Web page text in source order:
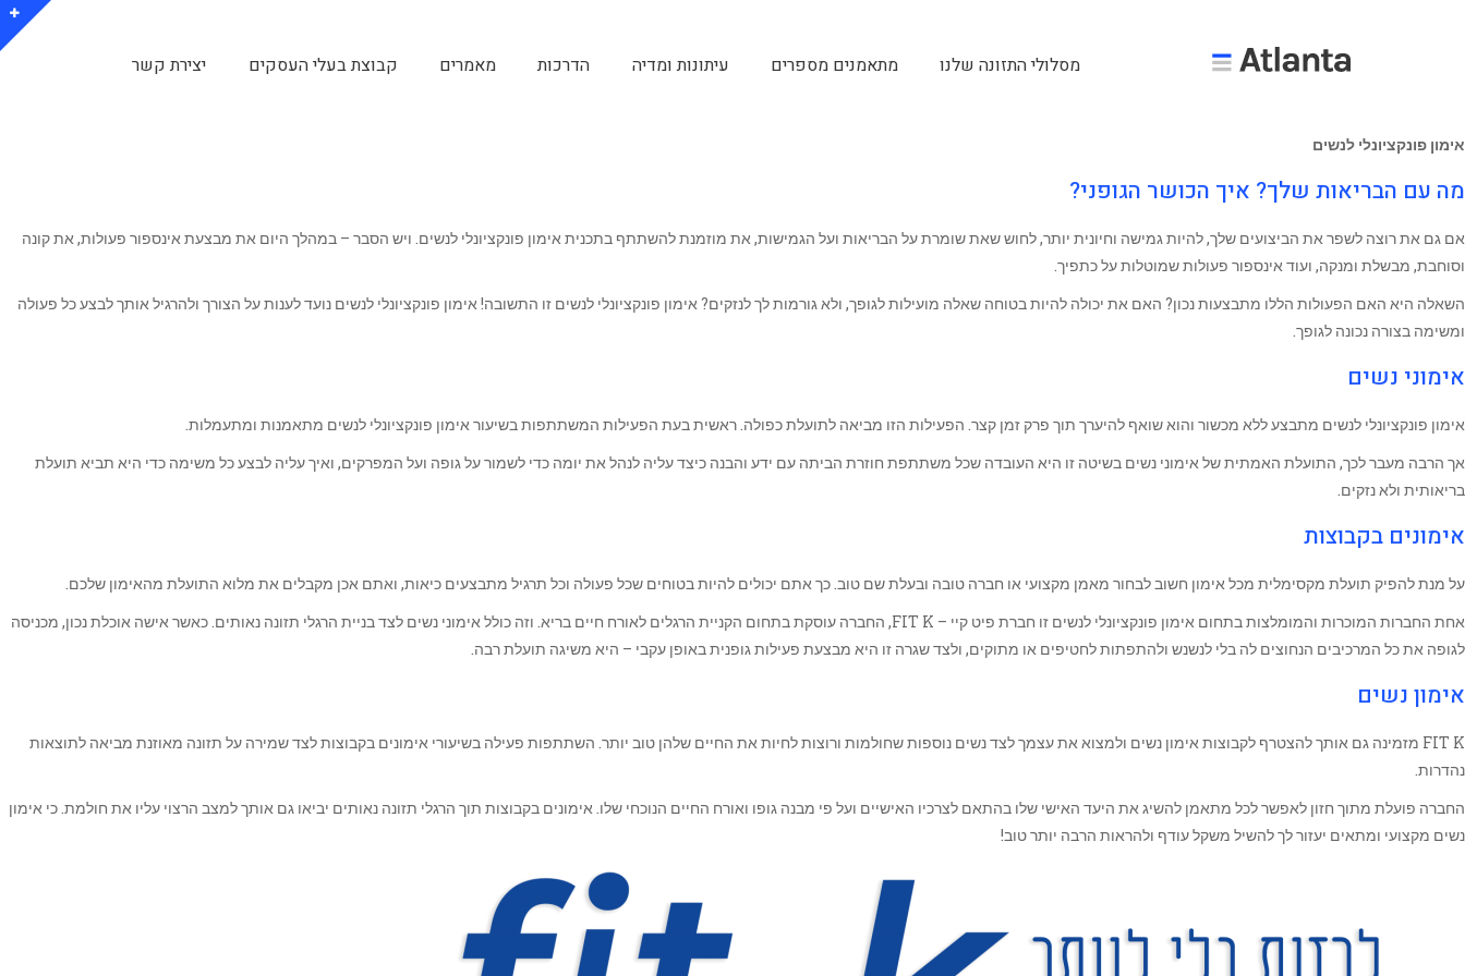
מסלולי התזונה שלנו מתאמנים מספרים עיתונות ומדיה הדרכות מאמרים קבוצת בעלי העסקים יצירת קשר
אימון פונקציונלי לנשים
מה עם הבריאות שלך? איך הכושר הגופני?
אם גם את רוצה לשפר את הביצועים שלך, להיות גמישה וחיונית יותר, לחוש שאת שומרת על הבריאות ועל הגמישות, את מוזמנת להשתתף בתכנית אימון פונקציונלי לנשים. ויש הסבר – במהלך היום את מבצעת אינספור פעולות, את קונה
וסוחבת, מבשלת ומנקה, ועוד אינספור פעולות שמוטלות על כתפיך.
השאלה היא האם הפעולות הללו מתבצעות נכון? האם את יכולה להיות בטוחה שאלה מועילות לגופך, ולא גורמות לך לנזקים? אימון פונקציונלי לנשים זו התשובה! אימון פונקציונלי לנשים נועד לענות על הצורך ולהרגיל אותך לבצע כל פעולה
ומשימה בצורה נכונה לגופך.
אימוני נשים
אימון פונקציונלי לנשים מתבצע ללא מכשור והוא שואף להיערך תוך פרק זמן קצר. הפעילות הזו מביאה לתועלת כפולה. ראשית בעת הפעילות המשתתפות בשיעור אימון פונקציונלי לנשים מתאמנות ומתעמלות.
אך הרבה מעבר לכך, התועלת האמתית של אימוני נשים בשיטה זו היא העובדה שכל משתתפת חוזרת הביתה עם ידע והבנה כיצד עליה לנהל את יומה כדי לשמור על גופה ועל המפרקים, ואיך עליה לבצע כל משימה כדי היא תביא תועלת
בריאותית ולא נזקים.
אימונים בקבוצות
על מנת להפיק תועלת מקסימלית מכל אימון חשוב לבחור מאמן מקצועי או חברה טובה ובעלת שם טוב. כך אתם יכולים להיות בטוחים שכל פעולה וכל תרגיל מתבצעים כיאות, ואתם אכן מקבלים את מלוא התועלת מהאימון שלכם.
אחת החברות המוכרות והמומלצות בתחום אימון פונקציונלי לנשים זו חברת פיט קיי – FIT K, החברה עוסקת בתחום הקניית הרגלים לאורח חיים בריא. וזה כולל אימוני נשים לצד בניית הרגלי תזונה נאותים. כאשר אישה אוכלת נכון, מכניסה
לגופה את כל המרכיבים הנחוצים לה בלי לנשנש ולהתפתות לחטיפים או מתוקים, ולצד שגרה זו היא מבצעת פעילות גופנית באופן עקבי – היא משיגה תועלת רבה.
אימון נשים
FIT K מזמינה גם אותך להצטרף לקבוצות אימון נשים ולמצוא את עצמך לצד נשים נוספות שחולמות ורוצות לחיות את החיים שלהן טוב יותר. השתתפות פעילה בשיעורי אימונים בקבוצות לצד שמירה על תזונה מאוזנת מביאה לתוצאות
נהדרות.
החברה פועלת מתוך חזון לאפשר לכל מתאמן להשיג את היעד האישי שלו בהתאם לצרכיו האישיים ועל פי מבנה גופו ואורח החיים הנוכחי שלו. אימונים בקבוצות תוך הרגלי תזונה נאותים יביאו גם אותך למצב הרצוי עליו את חולמת. כי אימון
נשים מקצועי ומתאים יעזור לך להשיל משקל עודף ולהראות הרבה יותר טוב!